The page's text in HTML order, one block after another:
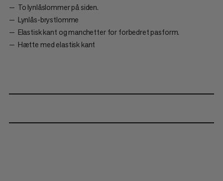
To lynlåslommer på siden.
Lynlås-brystlomme
Elastisk kant og manchetter for forbedret pasform.
Hætte med elastisk kant